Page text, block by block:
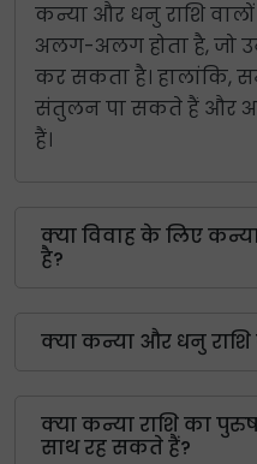
कन्या और धनु राशि
अलग-अलग होता है, जो
कर सकता है। हालांकि,
संतुलन पा सकते हैं और
हैं।
क्या विवाह के लिए
है?
क्या कन्या और धनु
क्या कन्या राशि का
साथ रह सकते हैं?